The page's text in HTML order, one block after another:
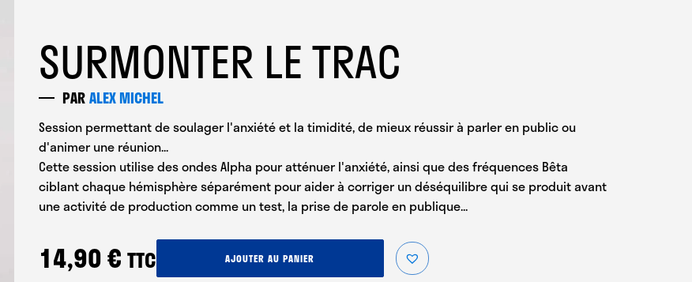
SURMONTER LE TRAC
PARALEX MICHEL
Session permettant de soulager l'anxiété et la timidité, de mieux réussir à parler en public ou
d'animer une réunion...
Cette session utilise des ondes Alpha pour atténuer l'anxiété, ainsi que des fréquences Bêta
ciblant chaque hémisphère séparément pour aider à corriger un déséquilibre qui se produit avant
une activité de production comme un test, la prise de parole en publique...
14,90€ TTCde
AJOUTER AU PANIER